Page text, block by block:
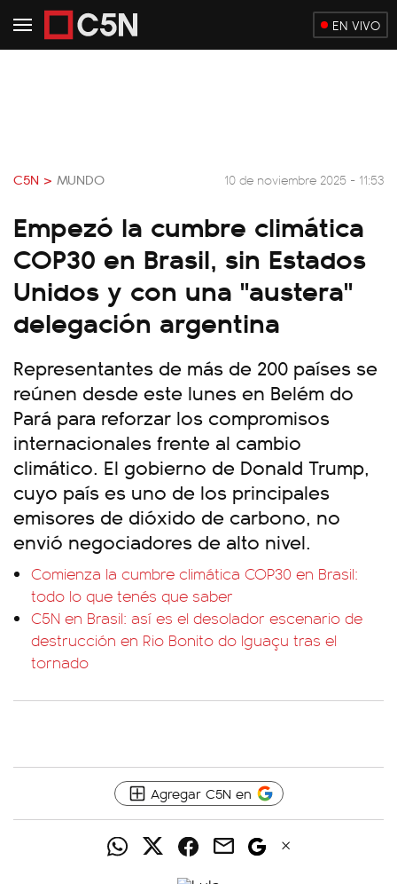
EN VIVO
C5N > MUNDO 10 de noviembre 2025 - 11:53
Empezó la cumbre climática
COP30 en Brasil, sin Estados
Unidos y con una "austera"
delegación argentina
Representantes de más de 200 países se
reúnen desde este lunes en Belém do
Pará para reforzar los compromisos
internacionales frente al cambio
climático. El gobierno de Donald Trump,
cuyo país es uno de los principales
emisores de dióxido de carbono, no
envió negociadores de alto nivel.
Comienza la cumbre climática COP30 en Brasil:
todo lo que tenés que saber
C5N en Brasil: así es el desolador escenario de
destrucción en Rio Bonito do Iguaçu tras el
tornado
Agregar C5N en